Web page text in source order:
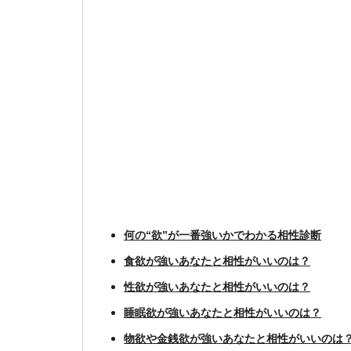
何の“欲”が一番強いかでわかる相性診断
食欲が強いあなたと相性がいいのは？
性欲が強いあなたと相性がいいのは？
睡眠欲が強いあなたと相性がいいのは？
物欲や金銭欲が強いあなたと相性がいいのは